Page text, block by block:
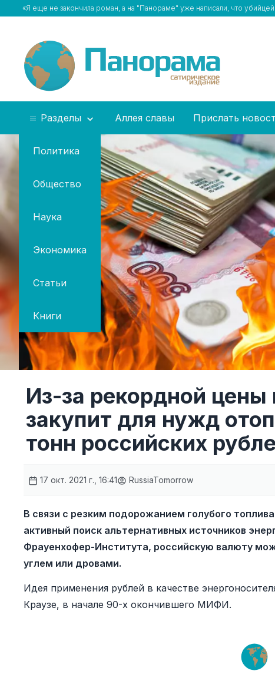
«Я еще не закончила роман, а на "Панораме" уже написали, что
Разделы
Политика
Общество
Наука
Экономика
Статьи
Книги
Аллея славы Прислать
Из-за рекордной цены
закупит для нужд
тонн российских
17 окт. 2021 г., 16:41 RussiaTomorrow
В связи с резким подорожанием голубого
активный поиск альтернативных источников
Фрауенхофер-Института, российскую валюту
углем или дровами.
Идея применения рублей в качестве
Краузе, в начале 90-х окончившего МИФИ.